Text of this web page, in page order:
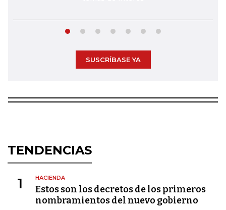
SUSCRÍBASE YA
TENDENCIAS
1 HACIENDA
Estos son los decretos de los primeros
nombramientos del nuevo gobierno